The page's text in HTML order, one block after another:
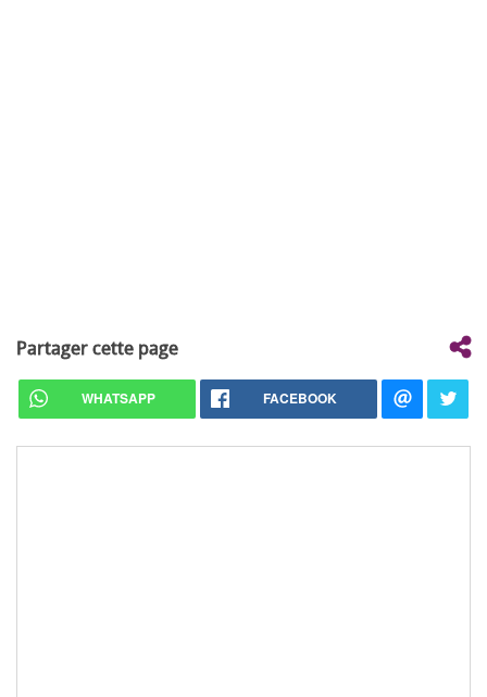
Partager cette page
WHATSAPP FACEBOOK